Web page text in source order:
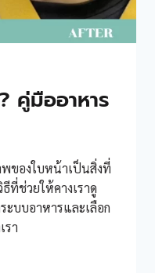
คู่มืออาหาร
ของใบหน้าเป็นสิ่งที่
ที่ช่วยให้คางเราดู
บบอาหารและเลือก
รา